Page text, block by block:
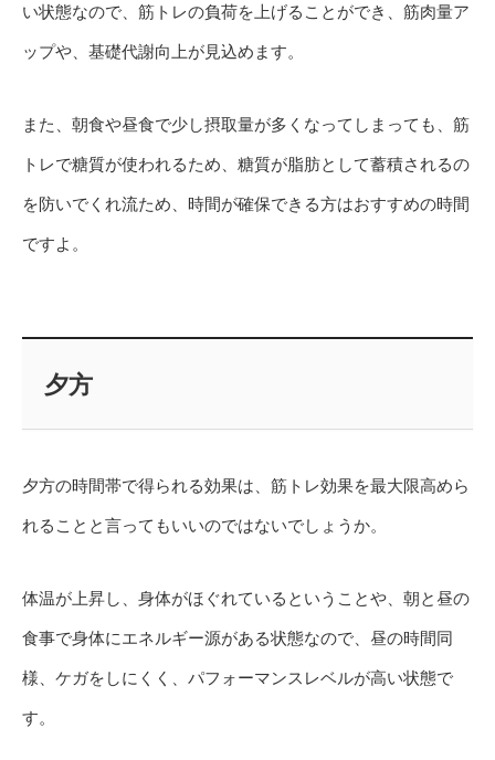
い状態なので、筋トレの負荷を上げることができ、筋肉量ア
ップや、基礎代謝向上が見込めます。
また、朝食や昼食で少し摂取量が多くなってしまっても、筋
トレで糖質が使われるため、糖質が脂肪として蓄積されるの
を防いでくれ流ため、時間が確保できる方はおすすめの時間
ですよ。
夕方
夕方の時間帯で得られる効果は、筋トレ効果を最大限高めら
れることと言ってもいいのではないでしょうか。
体温が上昇し、身体がほぐれているということや、朝と昼の
食事で身体にエネルギー源がある状態なので、昼の時間同
様、ケガをしにくく、パフォーマンスレベルが高い状態で
す。